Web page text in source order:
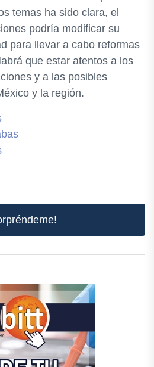
temas ha sido clara, el
podría modificar su
para llevar a cabo reformas
que estar atentos a los
y a las posibles
y la región.